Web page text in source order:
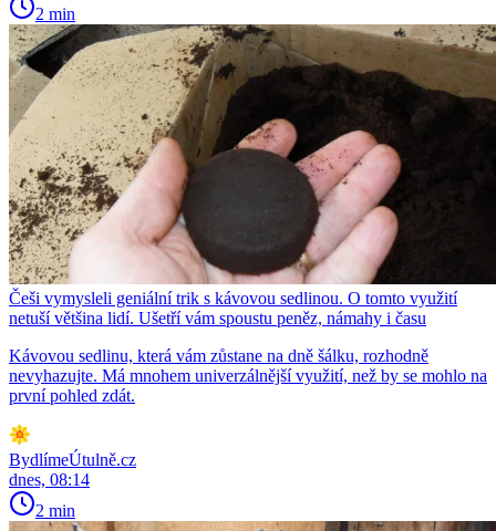
2 min
Češi vymysleli geniální trik s kávovou sedlinou. O tomto využití
netuší většina lidí. Ušetří vám spoustu peněz, námahy i času
Kávovou sedlinu, která vám zůstane na dně šálku, rozhodně
nevyhazujte. Má mnohem univerzálnější využití, než by se mohlo na
první pohled zdát.
BydlímeÚtulně.cz
dnes, 08:14
2 min